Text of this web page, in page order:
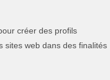
créer des profils
sites web dans des finalités